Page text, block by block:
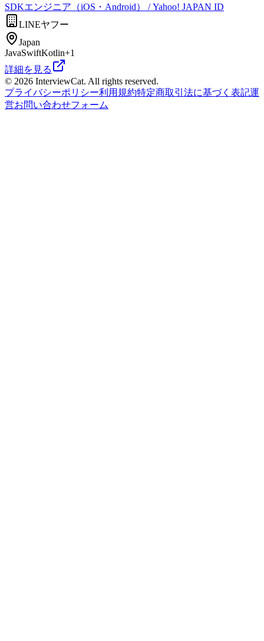
SDKエンジニア（iOS・Android） / Yahoo! JAPAN ID
LINEヤフー
Japan
JavaSwiftKotlin+1
詳細を見る
© 2026 InterviewCat. All rights reserved.
プライバシーポリシー利用規約特定商取引法に基づく表記運
営お問い合わせフォーム